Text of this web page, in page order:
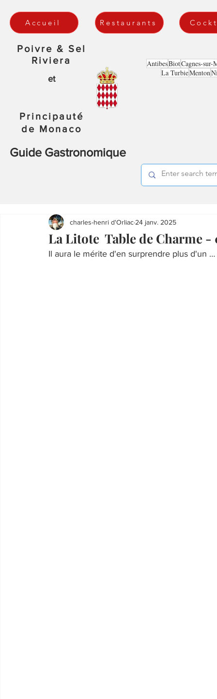
Accueil Restaurants
Poivre & Sel
Riviera
et
Principauté
de Monaco
Guide Gastronomique
AntibesBiotCagnes-sur-
La TurbieMenton
La Litote Table de Charme -
charles-henri d'Orliac 24 janv. 2025
Il aura le mérite d'en surprendre plus d'un …